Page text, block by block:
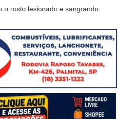
o rosto lesionado e sangrando.